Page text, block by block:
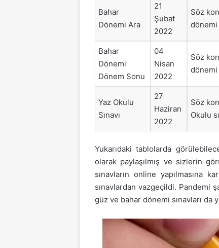
Bahar
Dönemi Ara
21
Şubat
2022
Söz
dönemi
Bahar
Dönemi
Dönem Sonu
04
Nisan
2022
Söz
dönemi
Yaz Okulu
Sınavı
27
Haziran
2022
Söz
Okulu
Yukarıdaki tablolarda
olarak paylaşılmış ve sizlerin
sınavların online yapılmasına
sınavlardan vazgeçildi. Pandemi
güz ve bahar dönemi sınavları da